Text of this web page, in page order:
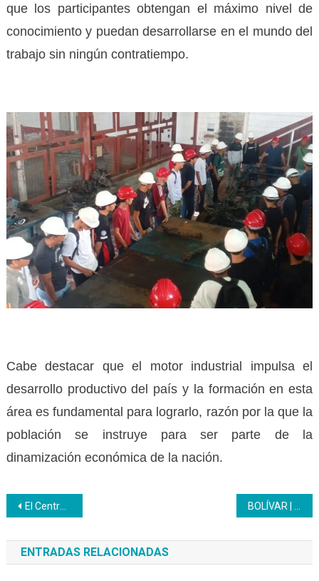
que los participantes obtengan el máximo nivel de
conocimiento y puedan desarrollarse en el mundo del
trabajo sin ningún contratiempo.
Cabe destacar que el motor industrial impulsa el
desarrollo productivo del país y la formación en esta
área es fundamental para lograrlo, razón por la que la
población se instruye para ser parte de la
dinamización económica de la nación.
Navegación
de
entradas
El Centro de Educación Maternal del Inces arriba a su 22 aniversario
ENTRADAS RELACIONADAS